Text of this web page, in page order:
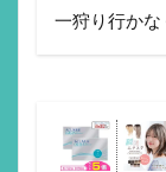
一狩り行かな